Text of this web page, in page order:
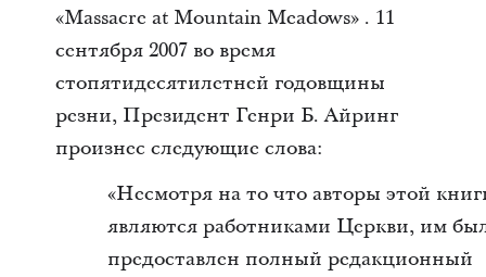
«Massacre at Mountain Meadows» . 11
сентября 2007 во время
стопятидесятилетней годовщины
резни, Президент Генри Б. Айринг
произнес следующие слова:
«Несмотря на то что авторы этой
являются работниками Церкви, им
предоставлен полный редакционный